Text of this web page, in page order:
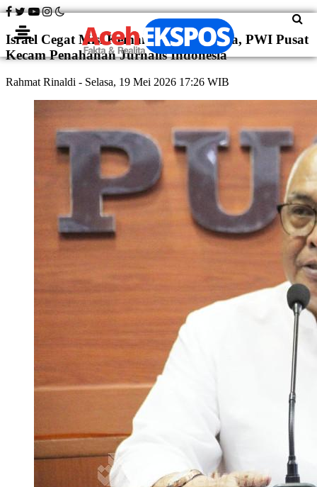
Israel Cegat Misi Kemanusiaan ke Gaza, PWI Pusat
Kecam Penahanan Jurnalis Indonesia
Rahmat Rinaldi - Selasa, 19 Mei 2026 17:26 WIB